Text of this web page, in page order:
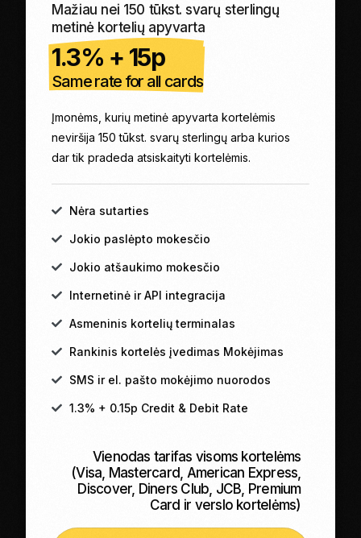
Mažiau nei 150 tūkst. svarų sterlingų
metinė kortelių apyvarta
1.3% + 15p
Same rate for all cards
Įmonėms, kurių metinė apyvarta kortelėmis
neviršija 150 tūkst. svarų sterlingų arba kurios
dar tik pradeda atsiskaityti kortelėmis.
Nėra sutarties
Jokio paslėpto mokesčio
Jokio atšaukimo mokesčio
Internetinė ir API integracija
Asmeninis kortelių terminalas
Rankinis kortelės įvedimas Mokėjimas
SMS ir el. pašto mokėjimo nuorodos
1.3% + 0.15p Credit & Debit Rate
Vienodas tarifas visoms kortelėms
(Visa, Mastercard, American Express,
Discover, Diners Club, JCB, Premium
Card ir verslo kortelėms)